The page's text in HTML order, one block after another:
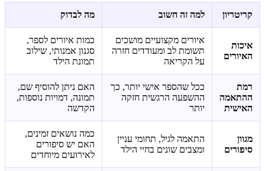
קריטריון למה זה חשוב מה לבדוק
איכות
האיורים
איורים מקצועיים מושכים
תשומת לב ומעודדים חזרה
על הקריאה
כמות איורים לספר,
סגנון אמנותי, שילוב
תמונת הילד
רמת
ההתאמה
האישית
ככל שהספר אישי יותר, כך
ההשפעה הרגשית חזקה
יותר
האם ניתן להוסיף שם,
תמונה, דמויות נוספות,
הקדשה
מגוון
סיפורים
התאמה לגיל, תחומי עניין
ומצבים שונים בחיי הילד
כמה נושאים זמינים,
האם יש סיפורים
לאירועים מיוחדים